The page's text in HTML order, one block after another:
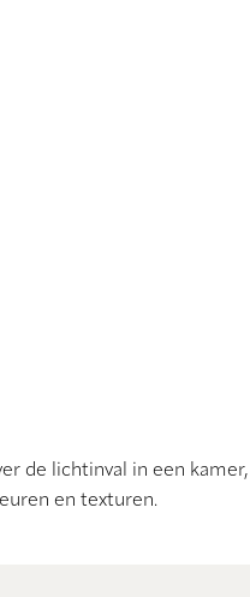
de lichtinval in een kamer,
en texturen.